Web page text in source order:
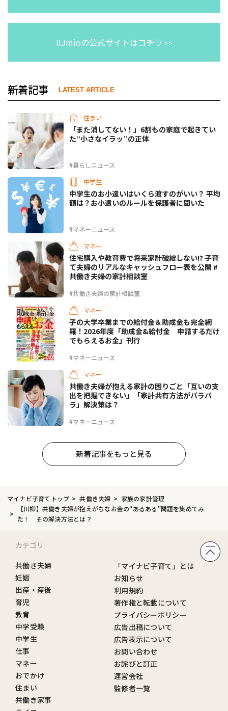
IIJmioの公式サイトはコチラ >>
新着記事 LATEST ARTICLE
住まい
#暮らしニュース
「また消してない！」6割もの家庭で起きてい
た“小さなイラッ”の正体
中学生
#マネーニュース
中学生のお小遣いはいくら渡すのがいい？ 平均
額は？お小遣いのルールを保護者に聞いた
マネー
#共働き夫婦の家計相談室
住宅購入や教育費で将来家計破綻しない!? 子育
て夫婦のリアルなキャッシュフロー表を公開 #
共働き夫婦の家計相談室
マネー
#マネーニュース
子の大学卒業までの給付金＆助成金も完全網
羅！2026年度「助成金&給付金 申請するだけ
でもらえるお金」刊行
マネー
#マネーニュース
共働き夫婦が抱える家計の困りごと「互いの支
出を把握できない」「家計共有方法がバラバ
ラ」解決策は？
新着記事をもっと見る
マイナビ子育てトップ 共働き夫婦
家族の家計管理
【川柳】共働き夫婦が抱えがちなお金の“あるある”問題を集めてみ
た！ その解決方法とは？
カテゴリ
共働き夫婦
妊娠
出産・産後
育児
教育
中学受験
中学生
仕事
マネー
おでかけ
住まい
共働き家事
「マイナビ子育て」とは
お知らせ
利用規約
著作権と転載について
プライバシーポリシー
広告出稿について
広告表示について
お問い合わせ
お詫びと訂正
運営会社
監修者一覧